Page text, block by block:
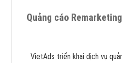
Quảng cáo Remarketing